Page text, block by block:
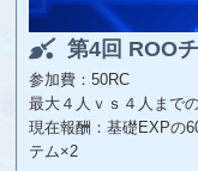
第4回 ROO
参加費：50RC
最大４人ｖｓ４人まで
現在報酬：基礎EXPの
テム×2